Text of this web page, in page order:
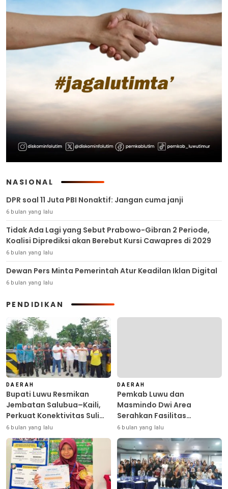
NASIONAL
DPR soal 11 Juta PBI Nonaktif: Jangan cuma janji
6 bulan yang lalu
Tidak Ada Lagi yang Sebut Prabowo-Gibran 2 Periode,
Koalisi Diprediksi akan Berebut Kursi Cawapres di 2029
6 bulan yang lalu
Dewan Pers Minta Pemerintah Atur Keadilan Iklan Digital
6 bulan yang lalu
PENDIDIKAN
DAERAH
Bupati Luwu Resmikan
Jembatan Salubua–Kaili,
Perkuat Konektivitas Suli
Barat
6 bulan yang lalu
DAERAH
Pemkab Luwu dan
Masmindo Dwi Area
Serahkan Fasilitas
Pengolahan Nilam: Perkuat
Usaha dan Peluang Kerja
Masyarakat
6 bulan yang lalu